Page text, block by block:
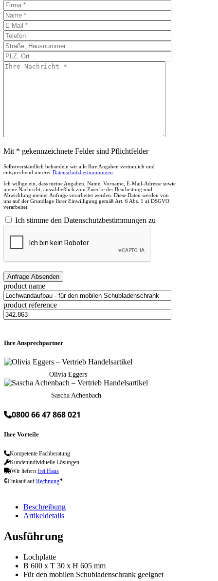
Mit * gekennzeichnete Felder sind Pflichtfelder
Selbstverständlich behandeln wir alle Ihre Angaben vertraulich und
entsprechend unserer Datenschutzbestimmungen
Ich willige ein, dass meine Angaben, Name, Vorname, E-Mail-Adresse sowie
meine Nachricht, ausschließlich zum Zwecke der Bearbeitung und
Abwicklung meiner Anfrage verarbeitet werden. Diese Daten werden von
uns auf der Grundlage Ihrer Einwilligung gemäß Art. 6 Abs. 1 a) DSGVO
verarbeitet.
Ich stimme den Datenschutzbestimmungen zu
product name
product reference
Ihre Ansprechpartner
Olivia Eggers
Sascha Achenbach
0800 66 47 868 021
Ihre Vorteile
Kompetente Fachberatung
Kundenindividuelle Lösungen
Wir liefern frei Haus
Einkauf auf Rechnung*
Beschreibung
Artikeldetails
Ausführung
Lochplatte
B 600 x T 30 x H 605 mm
Für den mobilen Schubladenschrank geeignet